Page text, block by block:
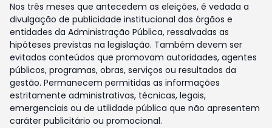
Nos três meses que antecedem as eleições, é vedada a
divulgação de publicidade institucional dos órgãos e
entidades da Administração Pública, ressalvadas as
hipóteses previstas na legislação. Também devem ser
evitados conteúdos que promovam autoridades, agentes
públicos, programas, obras, serviços ou resultados da
gestão. Permanecem permitidas as informações
estritamente administrativas, técnicas, legais,
emergenciais ou de utilidade pública que não apresentem
caráter publicitário ou promocional.